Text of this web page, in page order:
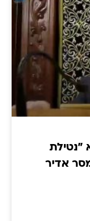
"נטילת
אדיר